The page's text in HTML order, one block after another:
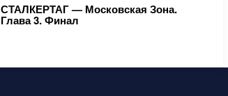
СТАЛКЕРТАГ — Московская Зона.
Глава 3. Финал